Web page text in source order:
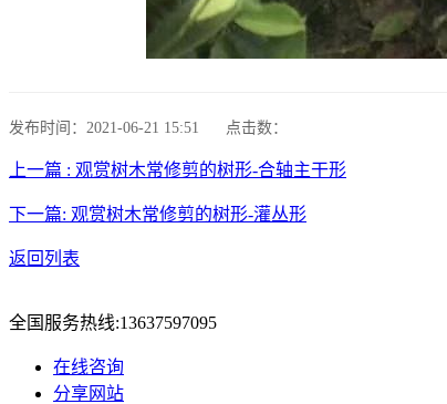
发布时间：2021-06-21 15:51 点击数：
上一篇 : 观赏树木常修剪的树形-合轴主干形
下一篇: 观赏树木常修剪的树形-灌丛形
返回列表
全国服务热线:13637597095
在线咨询
分享网站